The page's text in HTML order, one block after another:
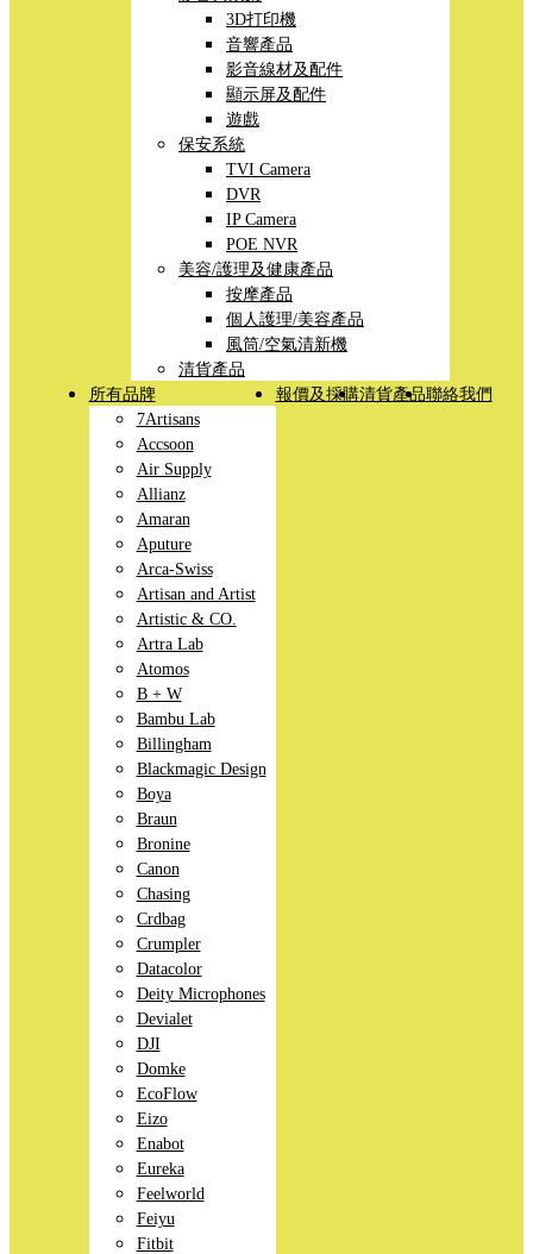
3D打印機
音響產品
影音線材及配件
顯示屏及配件
遊戲
保安系統
TVI Camera
DVR
IP Camera
POE NVR
美容/護理及健康產品
按摩產品
個人護理/美容產品
風筒/空氣清新機
清貨產品
所有品牌
7Artisans
Accsoon
Air Supply
Allianz
Amaran
Aputure
Arca-Swiss
Artisan and Artist
Artistic & CO.
Artra Lab
Atomos
B + W
Bambu Lab
Billingham
Blackmagic Design
Boya
Braun
Bronine
Canon
Chasing
Crdbag
Crumpler
Datacolor
Deity Microphones
Devialet
DJI
Domke
EcoFlow
Eizo
Enabot
Eureka
Feelworld
Feiyu
Fitbit
報價及採購清貨產品聯絡我們